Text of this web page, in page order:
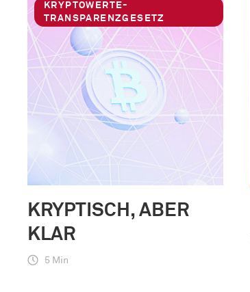
KRYPTOWERTE-
TRANSPARENZGESETZ
KRYPTISCH, ABER
KLAR
5 Min